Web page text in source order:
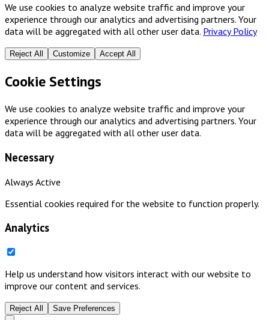
We use cookies to analyze website traffic and improve your
experience through our analytics and advertising partners. Your
data will be aggregated with all other user data. Privacy Policy
Reject All Customize Accept All
Cookie Settings
We use cookies to analyze website traffic and improve your
experience through our analytics and advertising partners. Your
data will be aggregated with all other user data.
Necessary
Always Active
Essential cookies required for the website to function properly.
Analytics
Help us understand how visitors interact with our website to
improve our content and services.
Reject All Save Preferences